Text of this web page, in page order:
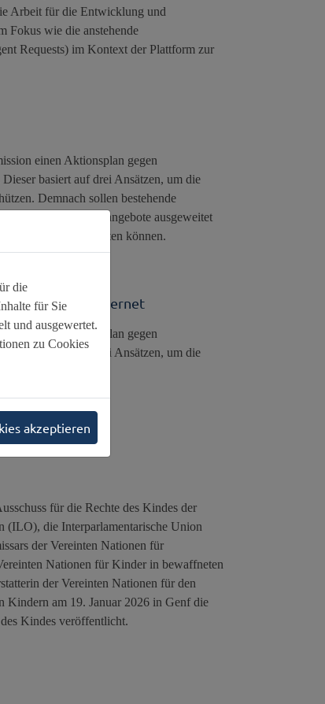
Arbeit für die Entwicklung und
Fokus wie die anstehende
Requests) im Kontext der Plattform zur
einen Aktionsplan gegen
basiert auf drei Ansätzen, um die
Demnach sollen bestehende
und Beratungsangebote ausgeweitet
und Hilfe erhalten können.
Menschen im Internet
einen Aktionsplan gegen
basiert auf drei Ansätzen, um die
für die Rechte des Kindes der
(ILO), die Interparlamentarische Union
der Vereinten Nationen für
Nationen für Kinder in bewaffneten
der Vereinten Nationen für den
Kindern am 19. Januar 2026 in Genf die
Kindes veröffentlicht.
die
für Sie
und ausgewertet.
zu Cookies
akzeptieren